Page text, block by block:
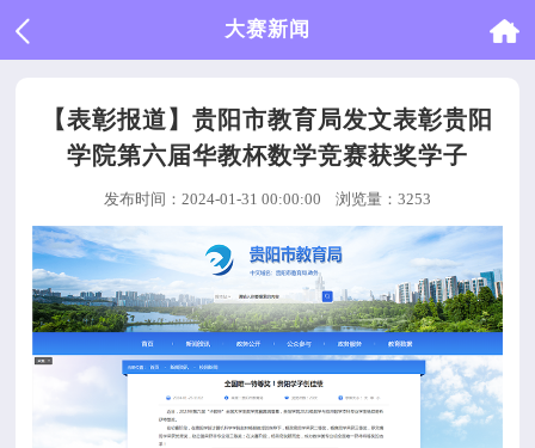
大赛新闻
【表彰报道】贵阳市教育局发文表彰贵阳
学院第六届华教杯数学竞赛获奖学子
发布时间：2024-01-31 00:00:00 浏览量：3253